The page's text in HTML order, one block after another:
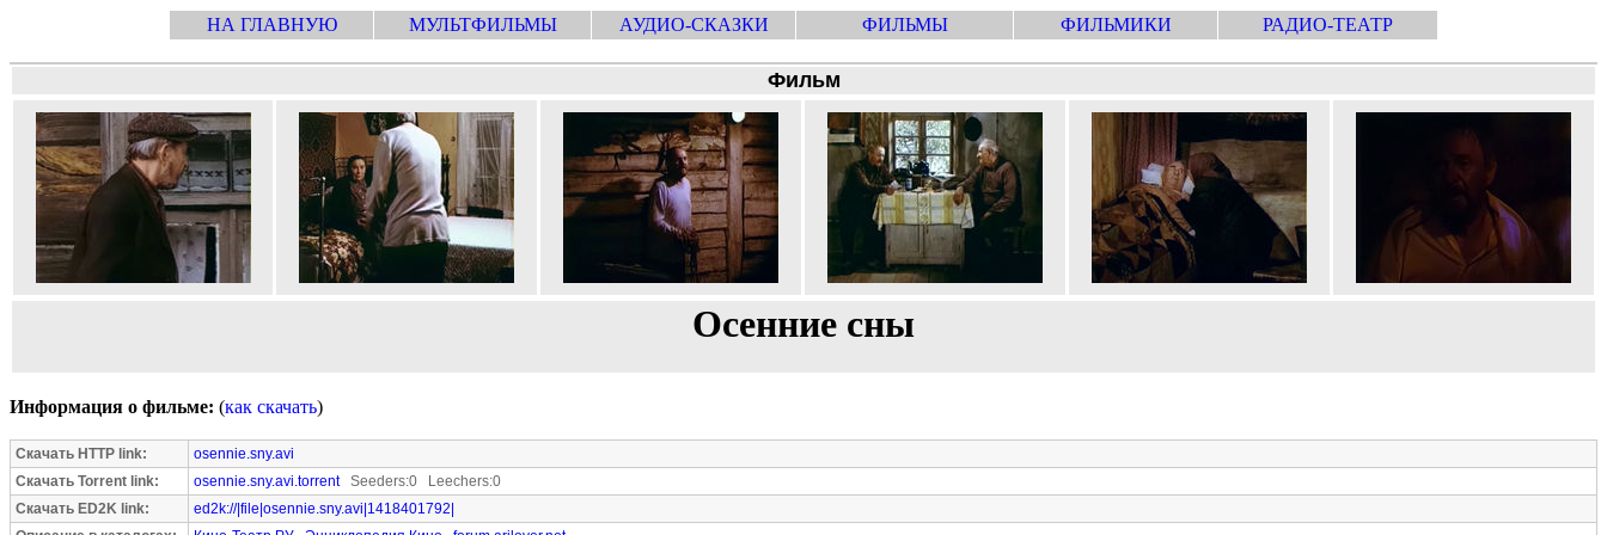
НА ГЛАВНУЮ МУЛЬТФИЛЬМЫ АУДИО-СКАЗКИ ФИЛЬМЫ ФИЛЬМИКИ РАДИО-ТЕАТР
Фильм
Осенние сны
Информация о фильме: (как скачать)
Скачать HTTP link:
osennie.sny.avi
Скачать Torrent link:
osennie.sny.avi.torrentSeeders:0 Leechers:0
Скачать ED2K link:
ed2k://|file|osennie.sny.avi|1418401792|